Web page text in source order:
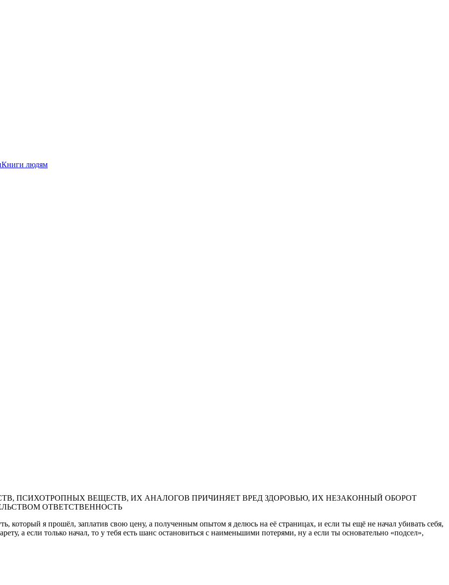
Книги людям
ПСИХОТРОПНЫХ ВЕЩЕСТВ, ИХ АНАЛОГОВ ПРИЧИНЯЕТ ВРЕД ЗДОРОВЬЮ, ИХ НЕЗАКОННЫЙ ОБОРОТ
ОТВЕТСТВЕННОСТЬ
который я прошёл, заплатив свою цену, а полученным опытом я делюсь на её страницах, и если ты ещё не начал убивать себя,
а если только начал, то у тебя есть шанс остановиться с наименьшими потерями, ну а если ты основательно «подсел»,